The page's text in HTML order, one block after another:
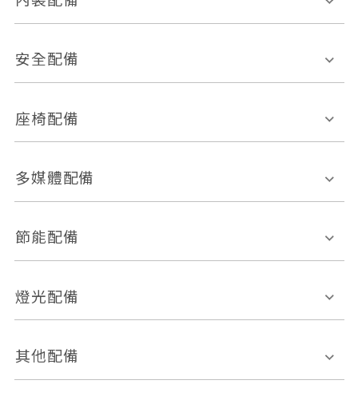
後視鏡方向指示燈
多功能方向盤
恆溫空調
安全配備
前座正面氣囊
ABS防鎖死
車道偏離警示
自動停車系統 盲點偵測系統
倒車雷達
座椅配備
皮椅
多媒體配備
外部音源接入
節能配備
引擎啟閉系統
燈光配備
感應頭燈
其他配備